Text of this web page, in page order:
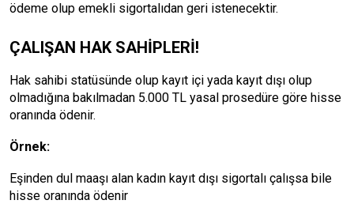
ödeme olup emekli sigortalıdan geri istenecektir.
ÇALIŞAN HAK SAHİPLERİ!
Hak sahibi statüsünde olup kayıt içi yada kayıt dışı olup
olmadığına bakılmadan 5.000 TL yasal prosedüre göre hisse
oranında ödenir.
Örnek:
Eşinden dul maaşı alan kadın kayıt dışı sigortalı çalışsa bile
hisse oranında ödenir